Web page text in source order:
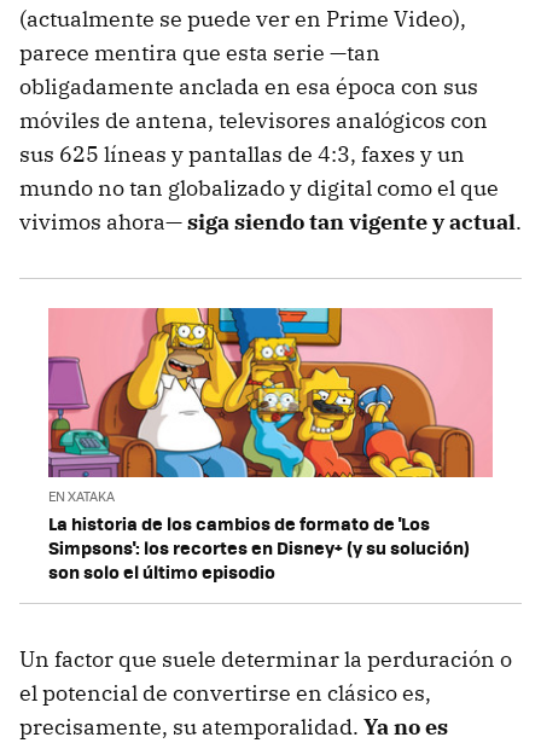
(actualmente se puede ver en Prime Video),
parece mentira que esta serie —tan
obligadamente anclada en esa época con sus
móviles de antena, televisores analógicos con
sus 625 líneas y pantallas de 4:3, faxes y un
mundo no tan globalizado y digital como el que
vivimos ahora—siga siendo tan vigente y actual.
EN XATAKA
La historia de los cambios de formato de 'Los
Simpsons': los recortes en Disney+ (y su solución)
son solo el último episodio
Un factor que suele determinar la perduración o
el potencial de convertirse en clásico es,
precisamente, su atemporalidad. Ya no es